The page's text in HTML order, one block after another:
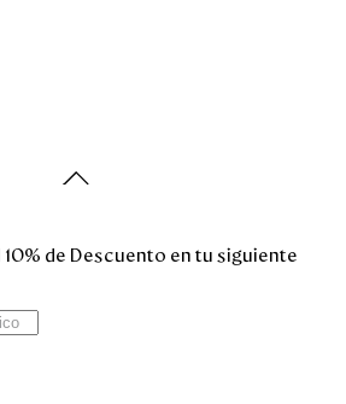
de Descuento en tu siguiente